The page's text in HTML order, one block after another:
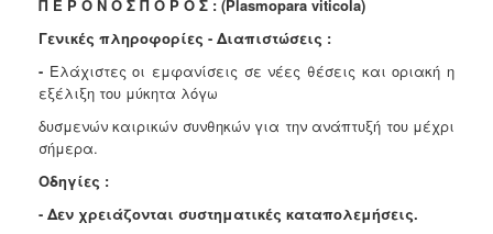
Π Ε Ρ Ο Ν Ο Σ Π Ο Ρ Ο Σ : (Plasmopara viticola)
Γενικές πληροφορίες - Διαπιστώσεις :
- Ελάχιστες οι εμφανίσεις σε νέες θέσεις και οριακή η
εξέλιξη του μύκητα λόγω
δυσμενών καιρικών συνθηκών για την ανάπτυξή του μέχρι
σήμερα.
Οδηγίες :
- Δεν χρειάζονται συστηματικές καταπολεμήσεις.